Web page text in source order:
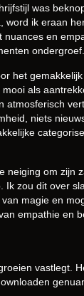
was
word ik eraan
nuances en
ondergroef.
het
als
atmosferisch
niets
neiging om zijn
Ik zou dit over
magie en
empathie en
vastlegt.